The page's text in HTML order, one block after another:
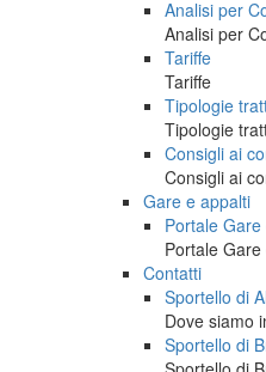
Analisi per
Analisi per
Tariffe
Tariffe
Tipologie
Tipologie
Consigli ai
Consigli ai
Gare e appalti
Portale
Portale
Contatti
Sportello di
Dove siamo
Sportello di